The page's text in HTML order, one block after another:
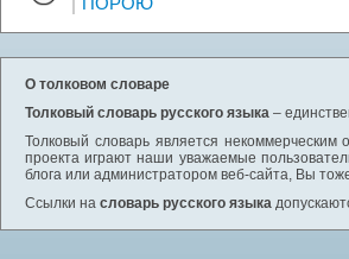
О толковом словаре
Толковый словарь русского языка –
Толковый словарь является
проекта играют наши уважаемые
блога или администратором веб-сайта, Вы
Ссылки на словарь русского языка